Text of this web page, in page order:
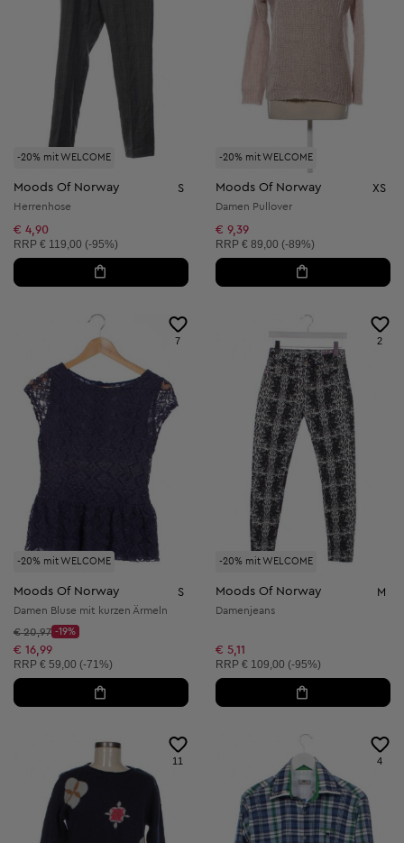
-20% mit WELCOME
Moods Of Norway S
Herrenhose
€ 4,90
Unverbindliche Preisempfehlung:
RRP € 119,00 (-95%)
-20% mit WELCOME
Moods Of Norway XS
Damen Pullover
€ 9,39
Unverbindliche Preisempfehlung:
RRP € 89,00 (-89%)
-20% mit WELCOME
7
Moods Of Norway S
Damen Bluse mit kurzen Ärmeln
Startpreis:
€ 20,97
Discount Price:
-19%
Reduzierter Preis:
€ 16,99
Unverbindliche Preisempfehlung:
RRP € 59,00 (-71%)
-20% mit WELCOME
2
Moods Of Norway M
Damenjeans
€ 5,11
Unverbindliche Preisempfehlung:
RRP € 109,00 (-95%)
11 4